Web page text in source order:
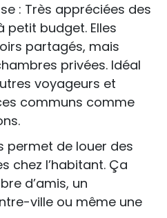
: Très appréciées des
petit budget. Elles
partagés, mais
privées. Idéal
voyageurs et
communs comme
permet de louer des
chez l’habitant. Ça
d’amis, un
ville ou même une